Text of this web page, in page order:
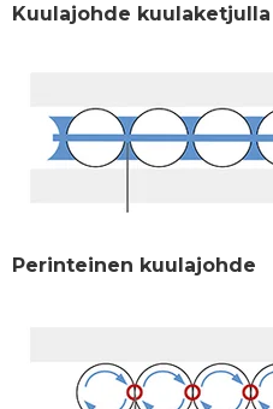
Kuulajohde kuulaketjulla
Perinteinen kuulajohde